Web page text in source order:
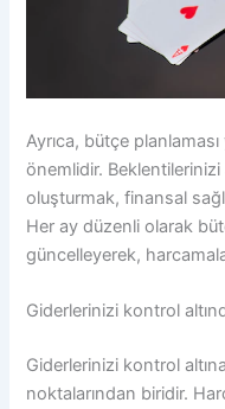
Ayrıca, bütçe
önemlidir.
oluşturmak, finansal
Her ay düzenli olarak
güncelleyerek,
Giderlerinizi kontrol
Giderlerinizi kontrol
noktalarından biridir.